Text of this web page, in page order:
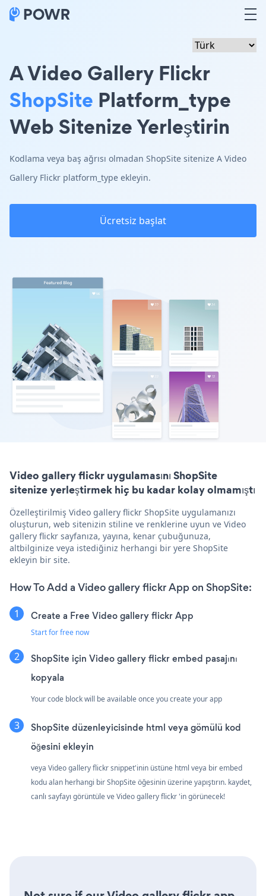
A Video Gallery Flickr
ShopSite Platform_type
Web Sitenize Yerleştirin
Kodlama veya baş ağrısı olmadan ShopSite sitenize A Video
Gallery Flickr platform_type ekleyin.
Ücretsiz başlat
Video gallery flickr uygulamasını ShopSite
sitenize yerleştirmek hiç bu kadar kolay olmamıştı
Özelleştirilmiş Video gallery flickr ShopSite uygulamanızı
oluşturun, web sitenizin stiline ve renklerine uyun ve Video
gallery flickr sayfanıza, yayına, kenar çubuğunuza,
altbilginize veya istediğiniz herhangi bir yere ShopSite
ekleyin bir site.
How To Add a Video gallery flickr App on ShopSite:
Create a Free Video gallery flickr App
Start for free now
ShopSite için Video gallery flickr embed pasajını
kopyala
Your code block will be available once you create your app
ShopSite düzenleyicisinde html veya gömülü kod
öğesini ekleyin
veya Video gallery flickr snippet'inin üstüne html veya bir embed
kodu alan herhangi bir ShopSite öğesinin üzerine yapıştırın. kaydet,
canlı sayfayı görüntüle ve Video gallery flickr 'in görünecek!